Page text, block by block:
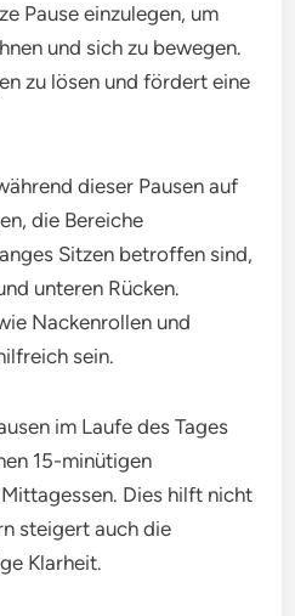
Pause einzulegen, um
und sich zu bewegen.
zu lösen und fördert eine
dieser Pausen auf
die Bereiche
Sitzen betroffen sind,
unteren Rücken.
Nackenrollen und
sein.
im Laufe des Tages
15-minütigen
Dies hilft nicht
steigert auch die
Klarheit.